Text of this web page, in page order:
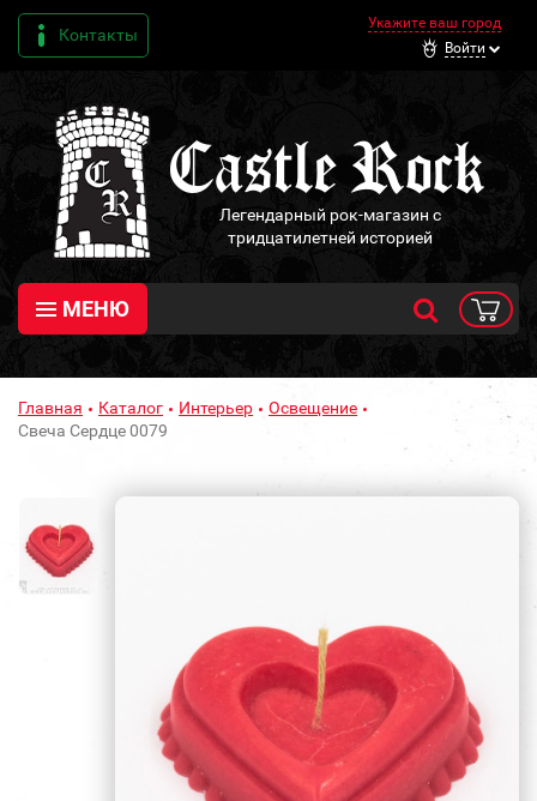
Контакты
Укажите ваш город
Войти
Легендарный рок-магазин с
тридцатилетней историей
МЕНЮ
Главная Каталог Интерьер
Освещение
Свеча Сердце 0079